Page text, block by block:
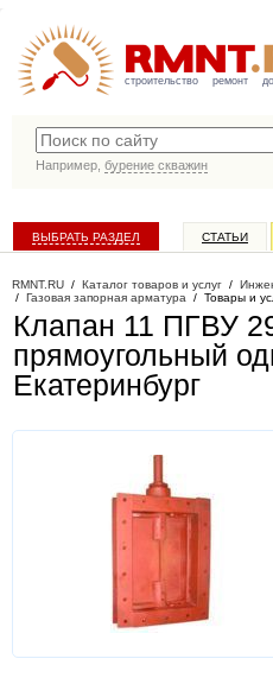
строительство ремонт
Например, бурение скважин
ВЫБРАТЬ РАЗДЕЛ СТАТЬИ
RMNT.RU / Каталог товаров и услуг /
/ Газовая запорная арматура / Товары и
Клапан 11 ПГВУ
прямоугольный
Екатеринбург